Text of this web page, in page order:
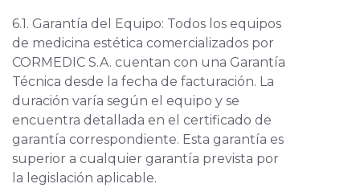
6.1. Garantía del Equipo: Todos los equipos
de medicina estética comercializados por
CORMEDIC S.A. cuentan con una Garantía
Técnica desde la fecha de facturación. La
duración varía según el equipo y se
encuentra detallada en el certificado de
garantía correspondiente. Esta garantía es
superior a cualquier garantía prevista por
la legislación aplicable.